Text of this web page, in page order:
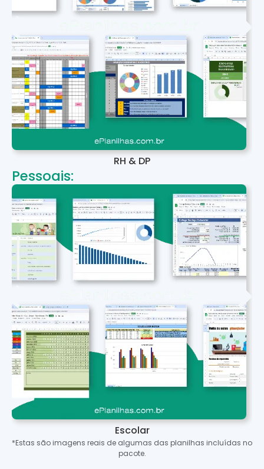
RH & DP
Pessoais:
Escolar
*Estas são imagens reais de algumas das planilhas incluídas no
pacote.